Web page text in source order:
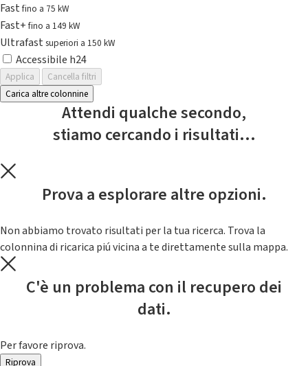
Fastfino a 75 kW
Fast+fino a 149 kW
Ultrafast superiori a 150 kW
Accessibile h24
Applica
Cancella filtri
Carica altre colonnine
Attendi qualche secondo,
stiamo cercando i risultati...
Prova a esplorare altre opzioni.
Non abbiamo trovato risultati per la tua ricerca. Trova la
colonnina di ricarica piú vicina a te direttamente sulla mappa.
C'è un problema con il recupero dei
dati.
Per favore riprova.
Riprova